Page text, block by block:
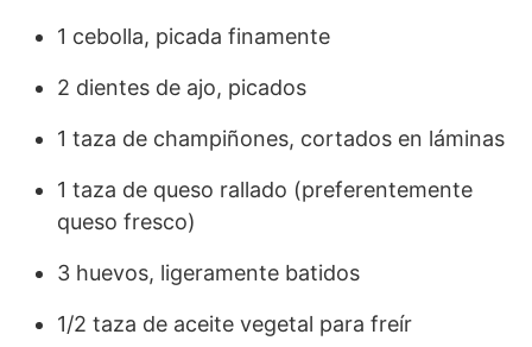
1 cebolla, picada finamente
2 dientes de ajo, picados
1 taza de champiñones, cortados en láminas
1 taza de queso rallado (preferentemente
queso fresco)
3 huevos, ligeramente batidos
1/2 taza de aceite vegetal para freír